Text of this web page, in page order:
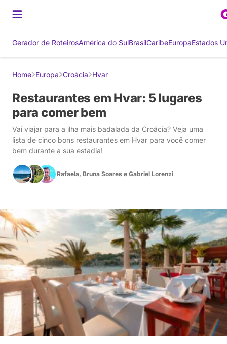
Gerador de RoteirosAmérica do SulBrasilCaribeEuropaEstados
Home Europa Croácia Hvar
Restaurantes em Hvar: 5 lugares
para comer bem
Vai viajar para a ilha mais badalada da Croácia? Veja uma
lista de cinco bons restaurantes em Hvar para você comer
bem durante a sua estadia!
Rafaela, Bruna Soares e Gabriel Lorenzi